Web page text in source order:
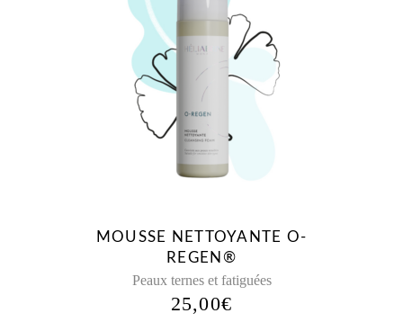
MOUSSE NETTOYANTE O-
REGEN®
Peaux ternes et fatiguées
25,00€